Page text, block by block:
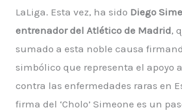
LaLiga. Esta vez, ha sido Diego
entrenador del Atlético de Madrid,
sumado a esta noble causa
simbólico que representa el apoyo
contra las enfermedades raras en
firma del ‘Cholo’ Simeone es un